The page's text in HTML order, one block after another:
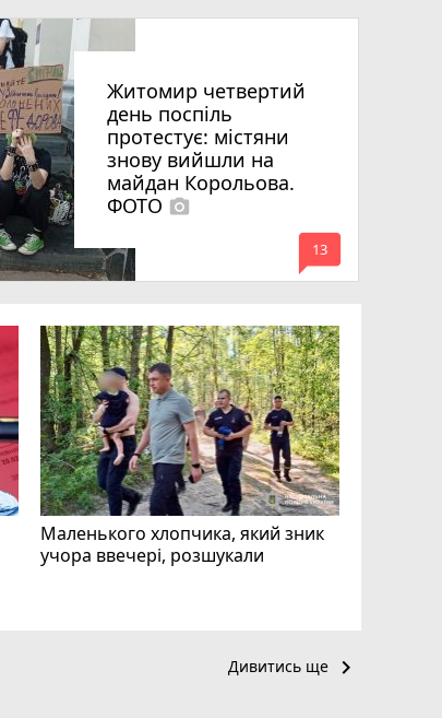
Житомир четвертий
день поспіль
протестує: містяни
знову вийшли на
майдан Корольова.
ФОТО photo_camera
mode_comment
13
Маленького хлопчика, який зник
учора ввечері, розшукали
Дивитись ще keyboard_arrow_right